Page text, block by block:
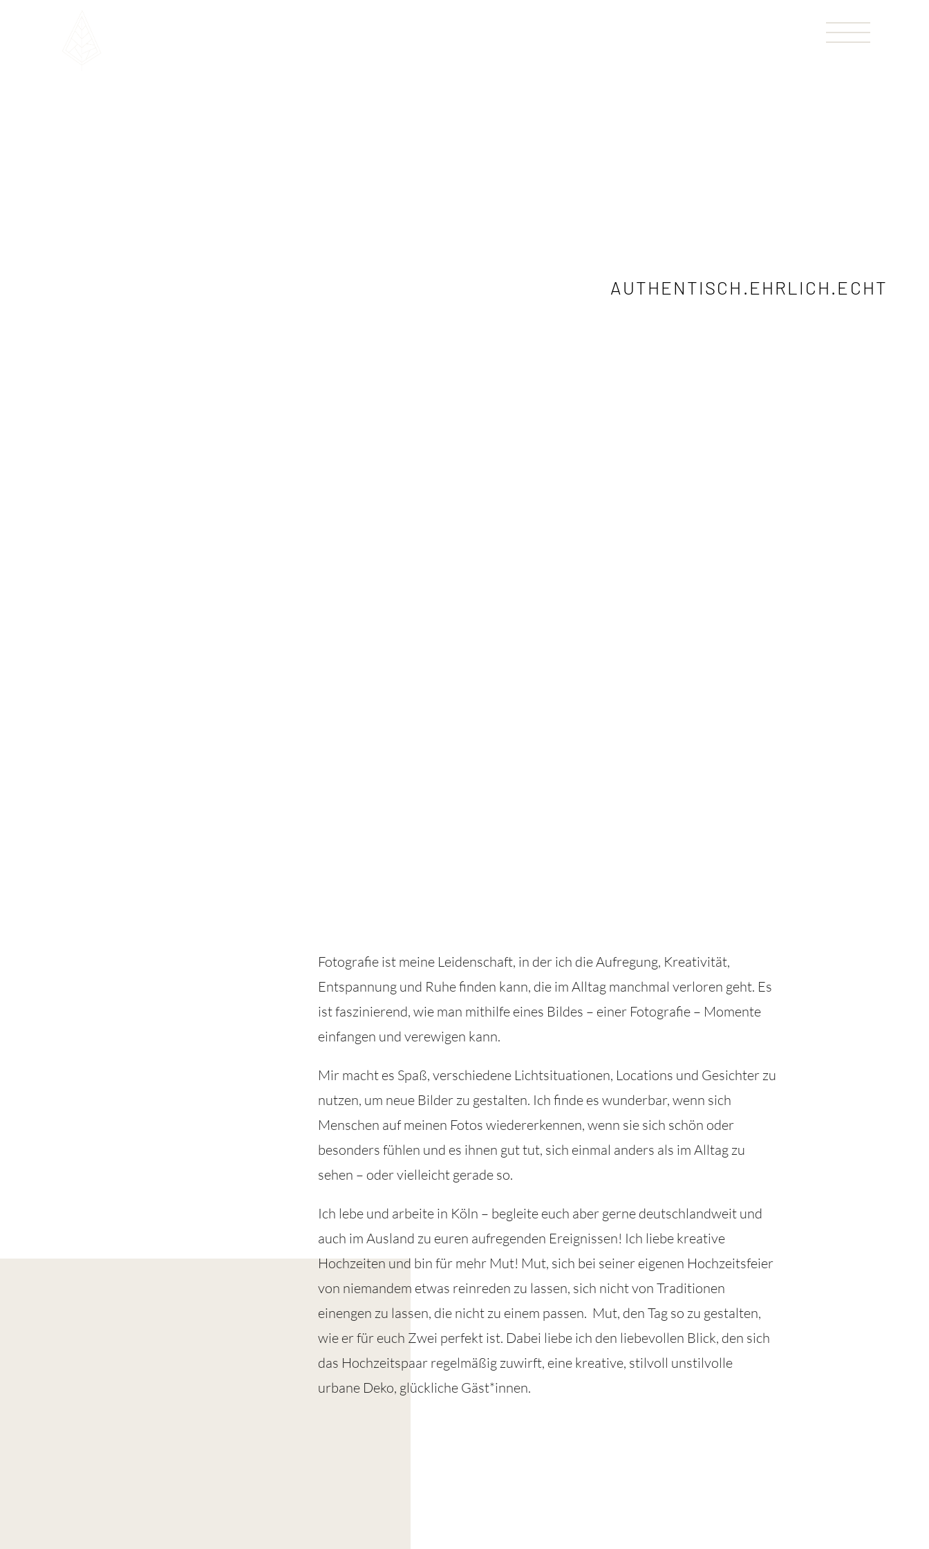
AUTHENTISCH.EHRLICH.ECHT
Fotografie ist meine Leidenschaft, in der ich die Aufregung, Kreativität,
Entspannung und Ruhe finden kann, die im Alltag manchmal verloren geht. Es
ist faszinierend, wie man mithilfe eines Bildes – einer Fotografie – Momente
einfangen und verewigen kann.
Mir macht es Spaß, verschiedene Lichtsituationen, Locations und Gesichter zu
nutzen, um neue Bilder zu gestalten. Ich finde es wunderbar, wenn sich
Menschen auf meinen Fotos wiedererkennen, wenn sie sich schön oder
besonders fühlen und es ihnen gut tut, sich einmal anders als im Alltag zu
sehen – oder vielleicht gerade so.
Ich lebe und arbeite in Köln – begleite euch aber gerne deutschlandweit und
auch im Ausland zu euren aufregenden Ereignissen! Ich liebe kreative
Hochzeiten und bin für mehr Mut! Mut, sich bei seiner eigenen Hochzeitsfeier
von niemandem etwas reinreden zu lassen, sich nicht von Traditionen
einengen zu lassen, die nicht zu einem passen. Mut, den Tag so zu gestalten,
wie er für euch Zwei perfekt ist. Dabei liebe ich den liebevollen Blick, den sich
das Hochzeitspaar regelmäßig zuwirft, eine kreative, stilvoll unstilvolle
urbane Deko, glückliche Gäst*innen.